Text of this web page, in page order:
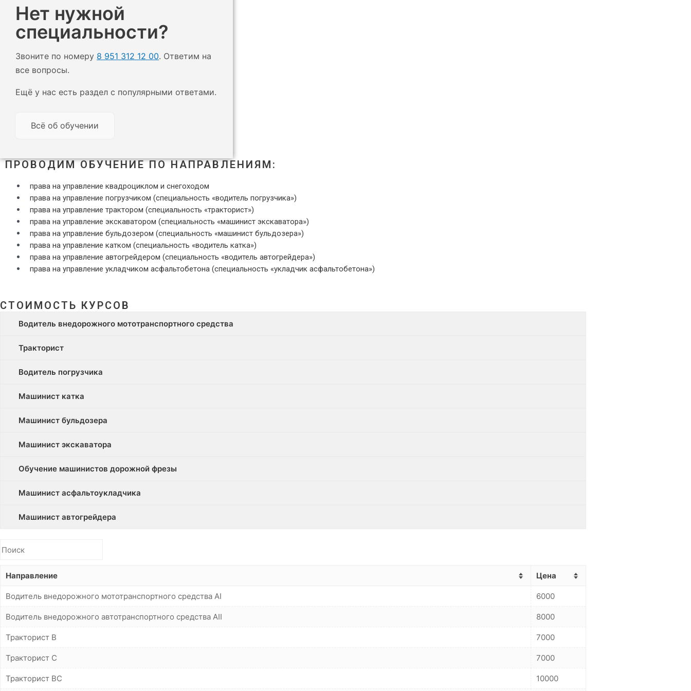
Нет нужной
специальности?
Звоните по номеру 8 951 312 12 00. Ответим на
все вопросы.
Ещё у нас есть раздел с популярными ответами.
Всё об обучении
ПРОВОДИМ ОБУЧЕНИЕ ПО НАПРАВЛЕНИЯМ:
права на управление квадроциклом и снегоходом
права на управление погрузчиком (специальность «водитель погрузчика»)
права на управление трактором (специальность «тракторист»)
права на управление экскаватором (специальность «машинист экскаватора»)
права на управление бульдозером (специальность «машинист бульдозера»)
права на управление катком (специальность «водитель катка»)
права на управление автогрейдером (специальность «водитель автогрейдера»)
права на управление укладчиком асфальтобетона (специальность «укладчик асфальтобетона»)
СТОИМОСТЬ КУРСОВ
Водитель внедорожного мототранспортного средства
Тракторист
Водитель погрузчика
Машинист катка
Машинист бульдозера
Машинист экскаватора
Обучение машинистов дорожной фрезы
Машинист асфальтоукладчика
Машинист автогрейдера
Направление Цена
Водитель внедорожного мототранспортного средства АI 6000
Водитель внедорожного автотранспортного средства АII 8000
Тракторист B 7000
Тракторист С 7000
Тракторист BС 10000